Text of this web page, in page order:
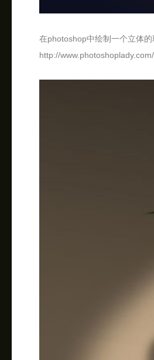
在photoshop中绘制一个立体的
http://